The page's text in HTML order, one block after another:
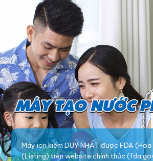
Máy ion kiềm DUY NHẤT được FDA
(Listing) trên website chính thức